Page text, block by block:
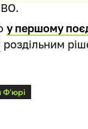
у першому
роздільним
Ф'юрі